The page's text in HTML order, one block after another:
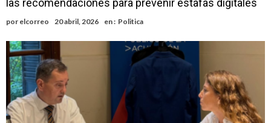
Faltas por presuntas irregularidades
Villada: el viento provocó el desprendimiento del techo del galpón
del ferrocarril
Violento robo en la zona rural de Firmat: maniataron a una pareja de
adultos mayores
Colecta solidaria de juguetes en Firmat para el EPI y el Hospital
Vilela
las recomendaciones para prevenir estafas digitales
por elcorreo 20 abril, 2026 en : Politica